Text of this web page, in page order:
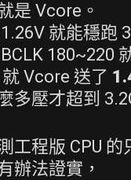
是 Vcore。
就能穩跑
180~220
Vcore 送了
多壓才超到
工程版 CPU 的
辦法證實，